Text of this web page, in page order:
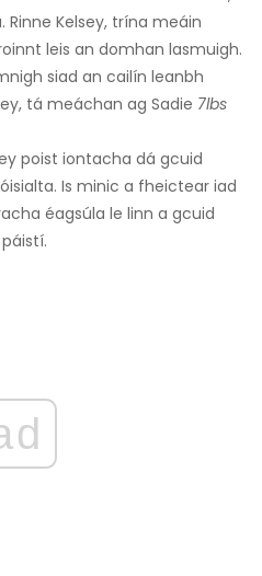
Rinne Kelsey, trína meáin
leis an domhan lasmuigh.
siad an cailín leanbh
tá meáchan ag Sadie 7lbs
poist iontacha dá gcuid
Is minic a fheictear iad
éagsúla le linn a gcuid